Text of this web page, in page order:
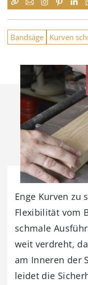
Bandsäge Kurven
Enge Kurven zu
Flexibilität vom
schmale
weit verdreht,
am Inneren der
leidet die